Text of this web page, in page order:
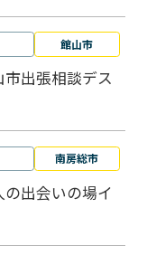
館山市
市出張相談デス
南房総市
の出会いの場イ